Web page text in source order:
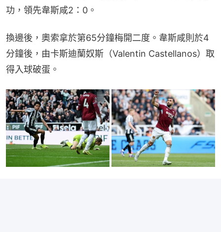
功，領先韋斯咸2：0。
換邊後，奧索拿於第65分鐘梅開二度。韋斯咸則於4
分鐘後，由卡斯迪蘭奴斯（Valentin Castellanos）取
得入球破蛋。